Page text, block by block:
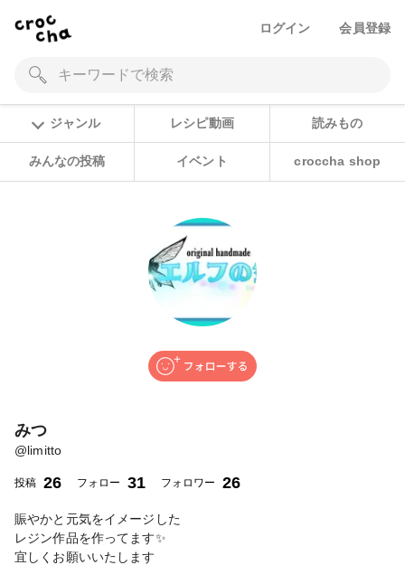
ログイン 会員登録
ジャンル レシピ動画 読みもの
みんなの投稿 イベント croccha shop
みつ
@limitto
投稿 26 フォロー 31 フォロワー 26
賑やかと元気をイメージした
レジン作品を作ってます✨
宜しくお願いいたします